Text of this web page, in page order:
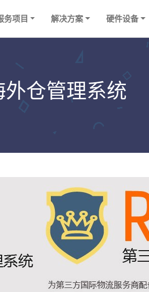
务项目 解决方案 硬件设备
外仓管理系统